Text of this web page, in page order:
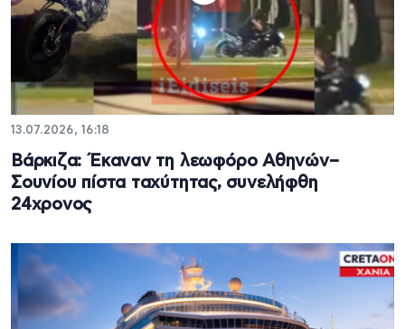
13.07.2026, 16:18
Βάρκιζα: Έκαναν τη λεωφόρο Αθηνών–
Σουνίου πίστα ταχύτητας, συνελήφθη
24χρονος